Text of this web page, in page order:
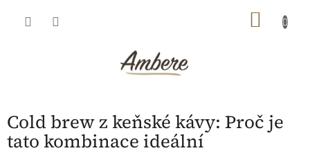
Cold brew z keňské kávy: Proč je
tato kombinace ideální